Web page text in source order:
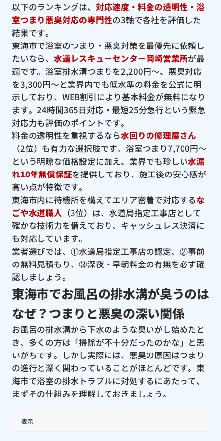
以下のランキングは、 対応速度・料金の透明性・浴
室つまり悪臭対応の専門性の3軸で各社を評価した
結果です。
東海市で浴室のつまり・悪臭対策を最優先に依頼し
たいなら、 水道レスキューセンター岡崎営業所が最
適です。浴室排水溝つまりを2,200円〜、悪臭対応
を3,300円〜と業界内でも低水準の料金を公式に明
示しており、WEB割引により基本料金が無料になり
ます。24時間365日対応・最短25分急行という緊急
対応力も評価のポイントです。
料金の透明性を重視するなら水回りの修理屋さん
（2位）も有力な選択肢です。浴室つまり7,700円〜
という明瞭な価格設定に加え、業界でも珍しい水漏
れ10年無償保証を提供しており、施工後の安心感が
高い点が特徴です。
東海市内に待機所を構えてエリア密着で対応するな
ごや水道職人（3位）は、水道局指定工事店として
確かな技術力を備えており、キャッシュレス決済に
も対応しています。
業者選びでは、①水道局指定工事店の認定、②事前
の無料見積もり、③深夜・早朝料金の有無を必ず確
認しましょう。
東海市でお風呂の排水溝が臭うのは
なぜ？つまりと悪臭の深い関係
お風呂の排水溝から下水のような臭いがし始めたと
き、多くの方は「掃除が不十分だったのかな」と思
いがちです。しかし実際には、悪臭の原因はつまり
の進行と深く関わっていることがほとんどです。東
海市で浴室の排水トラブルに対処するにあたって、
まずその仕組みを理解しておきましょう。
表示